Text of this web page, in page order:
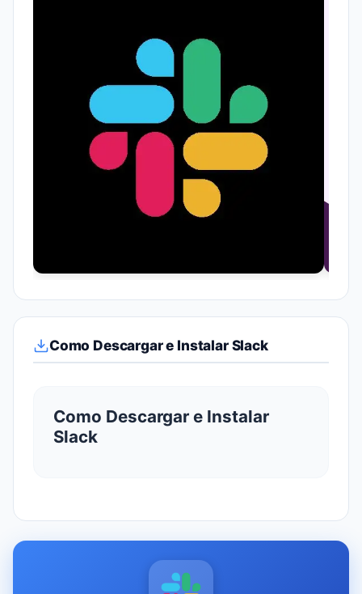
Como Descargar e Instalar Slack
Como Descargar e Instalar
Slack